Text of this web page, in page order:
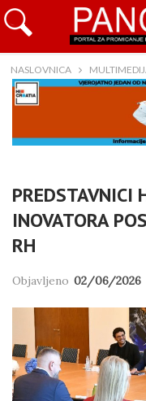
NASLOVNICA
PREDSTAVNICI
INOVATORA
RH
Objavljeno 02/06/2026